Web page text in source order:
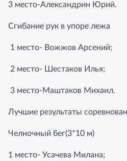
3 место-Александрин Юрий.
Сгибание рук в упоре лежа
1 место- Вожжов Арсений;
2 место- Шестаков Илья;
3 место-Маштаков Михаил.
Лучшие результаты
Челночный бег(3*10 м)
1 место- Усачева Милана;